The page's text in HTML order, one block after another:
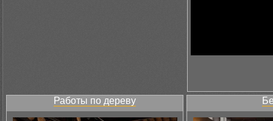
Работы по дереву